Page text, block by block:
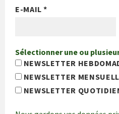
E-MAIL*
Sélectionner une ou
NEWSLETTER
NEWSLETTER
NEWSLETTER